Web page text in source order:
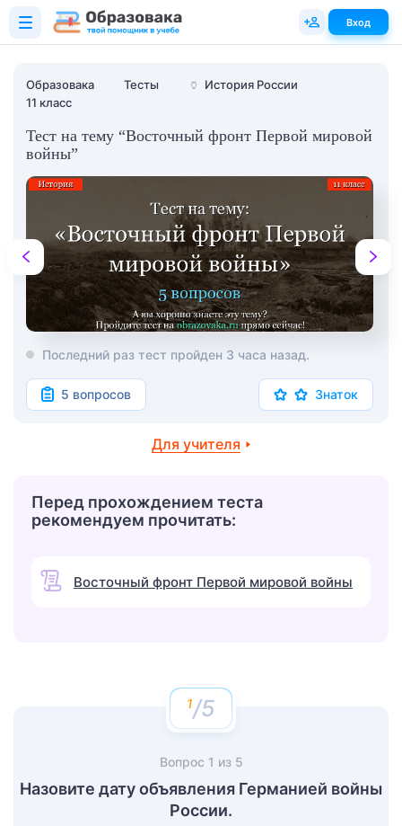
Образовака Тесты 🏺
История России
11 класс
Тест на тему “Восточный фронт Первой мировой
войны”
Последний раз тест пройден 3 часа назад.
5 вопросов Знаток
Для учителя
Перед прохождением теста
рекомендуем прочитать:
Восточный фронт Первой мировой войны
/5
Вопрос 1 из 5
Назовите дату объявления Германией войны
России.
Вход